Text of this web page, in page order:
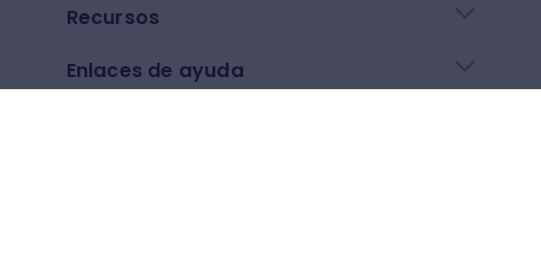
Recursos
Enlaces de ayuda